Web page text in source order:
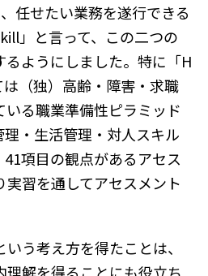
任せたい業務を遂行できる
」と言って、この二つの
ようにしました。特に「H
（独）高齢・障害・求職
る職業準備性ピラミッド
・生活管理・対人スキル
項目の観点があるアセス
実習を通してアセスメント
う考え方を得たことは、
解を得ることにも役立ち